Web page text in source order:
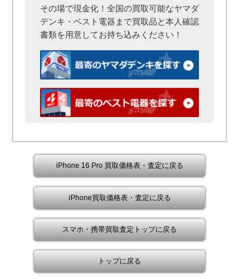
その場で現金化！全国の買取可能なヤマダ
デンキ・ベスト電器まで買取品と本人確認
書類を用意してお持ち込みください！
iPhone 16 Pro 買取価格表・査定に戻る
iPhone買取価格表・査定に戻る
スマホ・携帯買取査定トップに戻る
トップに戻る